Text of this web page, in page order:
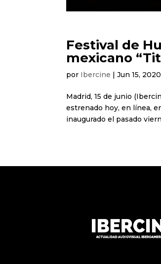
Festival de
mexicano
por Ibercine |Jun 15, 2020
Madrid, 15 de junio
estrenado hoy, en línea,
inaugurado el pasado